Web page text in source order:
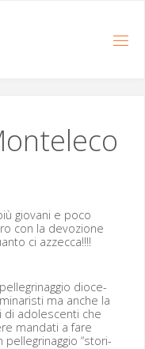
gio­vani e poco
con la devozione
ci azzec­ca!!!!
dioce­
ma anche la
di ado­les­cen­ti che
man­dati a fare
pel­le­gri­nag­gio “stori­